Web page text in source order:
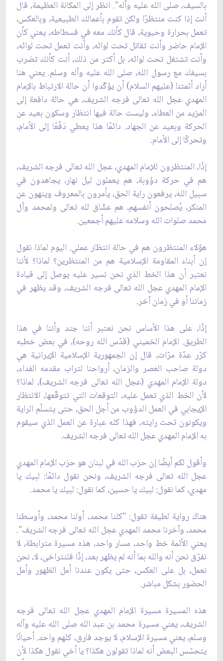
بالسيف، صلى الله عليه وآله". انظر إلى المكانة العظيمة، قال
أنت إذا كنت منتظرًا ولكن تقوم بأعمالك الطبيعية، وبالعكس،
تعمل بحرارة وحيوية، قال كأنك معه في فسطاطه، يعني كأن
الإمام حاضر وأنت تقاتل تحت لوائه، وأنت تعمل تحت لوائه،
وأنت تشتغل تحت لوائه، بل أكثر من ذلك، أنت كأنك تضرب
بسيفك مع رسول الله، صلى الله عليه وآله وسلم. يعني هنا
أراد أئمتنا (عليهم السلام) أن يؤكّدوا أن حالة الارتباط بالإمام
المهدي عجل الله تعالى فرجه الشريف، هي حالة دافعة إلى
المزيد من العطاء، وليست حالة فيها انتظار وسكون بعيد عن
الحركة وبعيد عن الجهاد. دائمًا هذا يعطي دَفْعًا إلى الأمام،
وتحركًا إلى الأمام.
إذًا، المنتظرون للإمام المهدي، عجل الله تعالى فرجه الشريف،
هم في حركة دؤوبة، هم يعملون ليل نهار، يجاهدون في
سبيل الله، يرفعون راية الحق، يأمرون بالمعروف وينهون عن
المنكر، يُصلحون أنفسهم، هم عشّاق لله تعالى ولمحمد وآل
محمد صلوات الله وسلامه عليهم أجمعين.
هؤلاء المنتظرون هم في حالة انتظار عملي. اليوم لماذا نقول
إن أبناء المقاومة الإسلامية هم من المنتظرين؟ لماذا؟ لأننا
نعتبر أن هذا الخط الذي نحن نسير عليه يوصل إلى قيادة
الإمام المهدي عجل الله تعالى فرجه الشريف، وقد يظهر في
زماننا أو في زمان آخر.
إذًا، على هذا الأساس نحن نعتبر أننا جند وأننا في هذا
الطريق. الإمام الخميني (قدّس الله روحه)، في بعض خطبه
كرّر عدّة مرّات، قال إن الجمهورية الإسلامية الإيرانية هي
دولة صاحب العصر والزمان، أرواحنا لتراب مقدمه الفداء،
دولة الإمام المهدي (عجل الله تعالى فرجه الشريف)، لماذا؟
لأن الخط الذي تعمل عليه، التوقعات التي تتوقّعها، الانتظار
الإيجابي في العمل الدؤوب من أجل الحق، حتى يتسلّم الراية
ويكونون تحت رايته، فهذا كله عبارة عن العمل الذي سيقوم
به الإمام المهدي عجل الله تعالى فرجه الشريف.
وأقول لكم أيضًا إن حزب الله في لبنان هو حزب الإمام المهدي
عجل الله تعالى فرجه الشريف، ونحن نقول دائمًا: لبيك يا
مهدي، كما نقول: لبيك يا حسين، كما نقول: لبيك يا محمد.
هناك رواية لطيفة تقول: "كلنا محمد، أولنا محمد، وأوسطنا
محمد، وآخرنا محمد المهدي عجل الله تعالى فرجه الشريف".
يعني الأئمة خط واحد، مسار واحد، هذه مسيرة مترابطة، لا
نفرّق نحن أنه والله بما أنه لم يظهر بعد، إذًا فلنتراخى، لا، نحن
نعمل، بل على العكس، حتى يكون عندنا أمل الظهور وأمل
الحضور بشكل مباشر.
هذه المسيرة مسيرة الإمام المهدي عجل الله تعالى فرجه
الشريف، يعني مسيرة محمد بن عبد الله صلى الله عليه وآله
وسلم، يعني مسيرة الإسلام، لا يوجد فارق، كلهم واحد. أحيانًا
يتحسّس البعض أنه لماذا تقولون هكذا؟ يا أخي نقول هكذا لأن